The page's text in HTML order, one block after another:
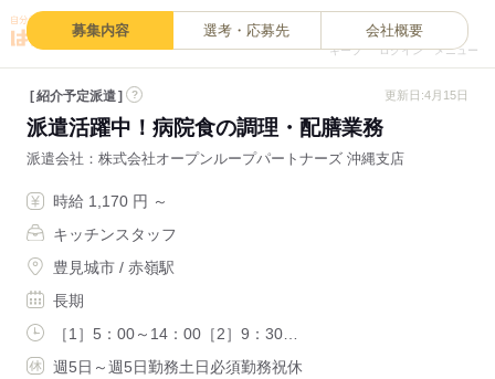
キープ ログイン メニュー
募集内容 選考・応募先 会社概要
紹介予定派遣 ? 更新日:4月15日
派遣活躍中！病院食の調理・配膳業務
派遣会社 株式会社オープンループパートナーズ 沖縄支店
時給 1,170 円 ～
キッチンスタッフ
豊見城市 / 赤嶺駅
長期
［1］5：00～14：00［2］9：30…
週5日～週5日勤務土日必須勤務祝休